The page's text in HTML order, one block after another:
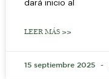
dará inicio al
LEER MÁS >>
15 septiembre 2025